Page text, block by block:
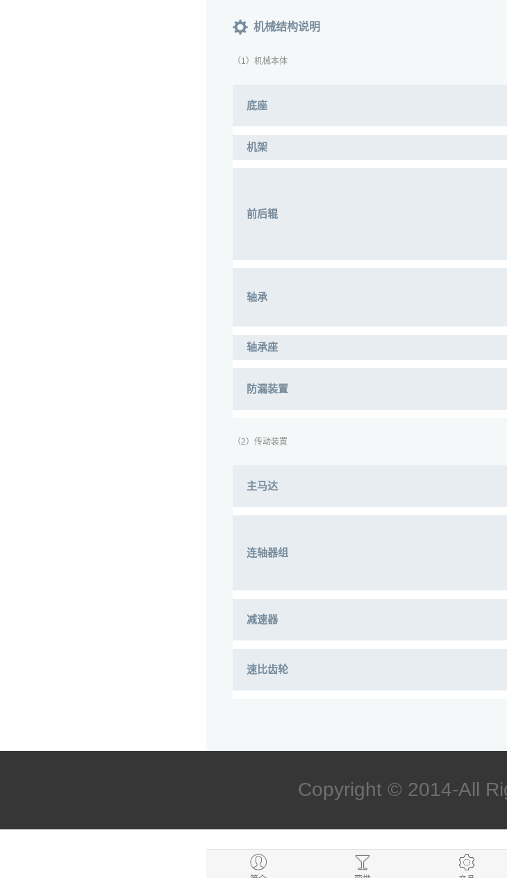
机械结构说明
（1）机械本体
底座
机架
前后辊
轴承
轴承座
防漏装置
（2）传动装置
主马达
连轴器组
减速器
速比齿轮
Copyright © 2014-All